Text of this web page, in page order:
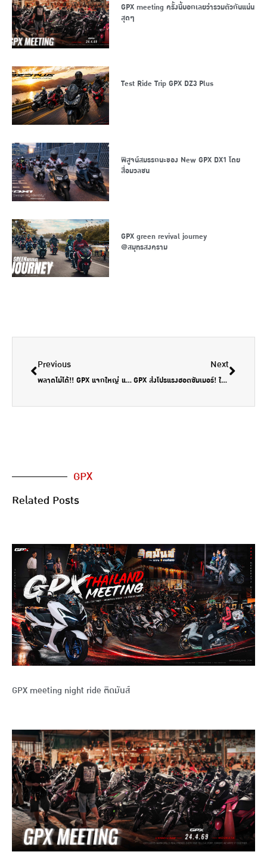
GPX meeting ครั้งนี้บอกเลยว่ารวมตัวกันแน่น
สุดๆ
Test Ride Trip GPX DZ3 Plus
พิสูจน์สมรรถนะของ New GPX DX1 โดย
สื่อมวลชน
GPX green revival journey
@สมุทรสงคราม
Previous
พลาดไม่ได้!! GPX แจกใหญ่ แชร์ลุ้นโชค!
Next
GPX ส่งโปรแรงฮอตซัมเมอร์! ใน GPX ONLINE MOTOR SHOW สิทธิพิเศษเฉพาะจองออนไลน์เท่านั้น
GPX
Related Posts
GPX meeting night ride ติดมันส์